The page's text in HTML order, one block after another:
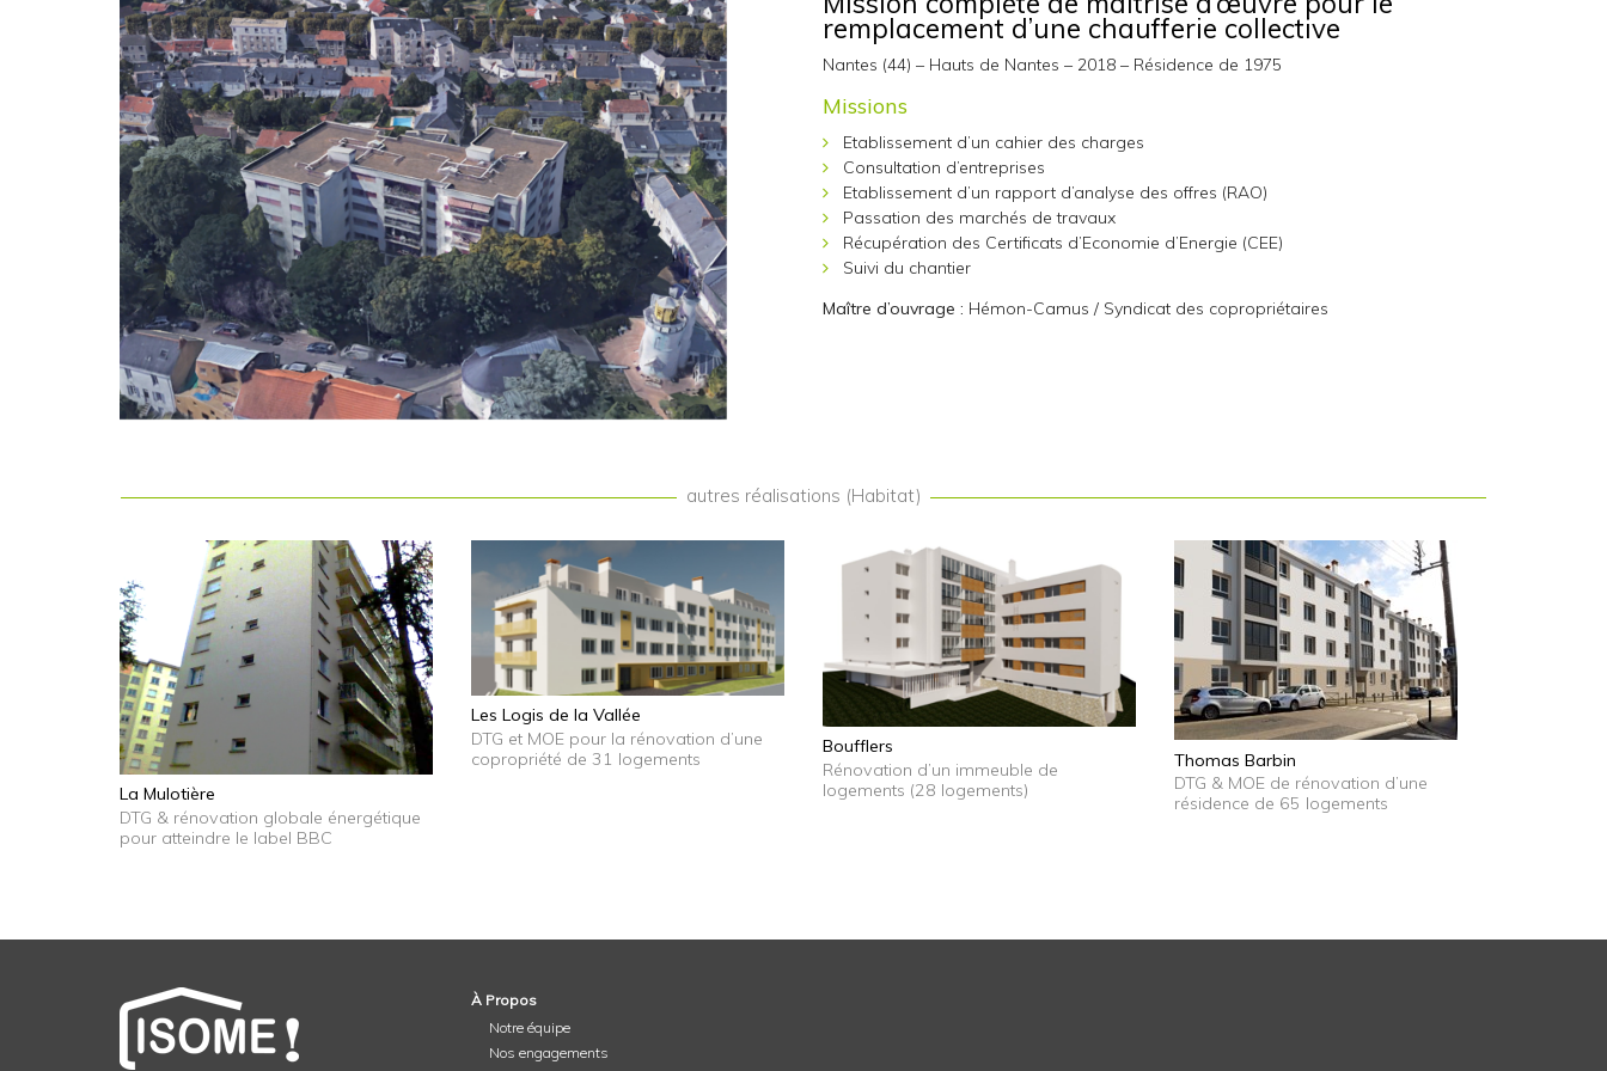
remplacement d’une chaufferie collective
Nantes (44) – Hauts de Nantes – 2018 – Résidence de 1975
Missions
Etablissement d’un cahier des charges
Consultation d’entreprises
Etablissement d’un rapport d’analyse des offres (RAO)
Passation des marchés de travaux
Récupération des Certificats d’Economie d’Energie (CEE)
Suivi du chantier
Maître d’ouvrage : Hémon-Camus / Syndicat des copropriétaires
autres réalisations (Habitat)
La Mulotière
DTG & rénovation globale énergétique
pour atteindre le label BBC
Les Logis de la Vallée
DTG et MOE pour la rénovation d’une
copropriété de 31 logements
Boufflers
Rénovation d’un immeuble de
logements (28 logements)
Thomas Barbin
DTG & MOE de rénovation d’une
résidence de 65 logements
À Propos
Notre équipe
Nos engagements